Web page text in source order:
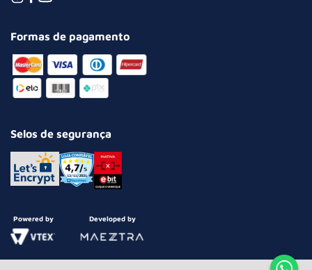
Formas de pagamento
Selos de segurança
Powered by Developed by